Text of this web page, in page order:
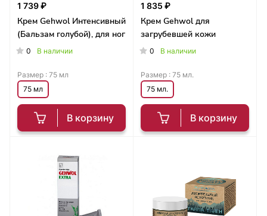
1 739 ₽
Крем Gehwol Интенсивный
(Бальзам голубой), для ног
0 В наличии
В корзину
Размер : 75 мл
75 мл
1 835 ₽
Крем Gehwol для
загрубевшей кожи
0 В наличии
В корзину
Размер : 75 мл.
75 мл.